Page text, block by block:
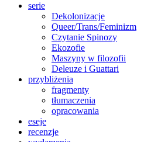
serie
Dekolonizacje
Queer/Trans/Feminizm
Czytanie Spinozy
Ekozofie
Maszyny w filozofii
Deleuze i Guattari
przybliżenia
fragmenty
tłumaczenia
opracowania
eseje
recenzje